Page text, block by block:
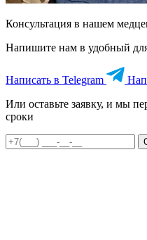
Консультация в нашем
Напишите нам в удобный
Написать в Telegram
Или оставьте заявку, и мы
сроки